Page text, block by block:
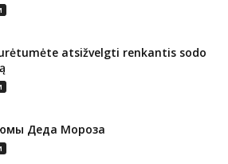
atsižvelgti renkantis sodo
Деда Мороза